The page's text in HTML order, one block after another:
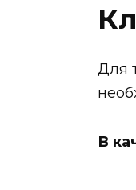
Для
В